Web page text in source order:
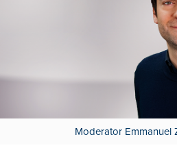
Moderator Emmanuel